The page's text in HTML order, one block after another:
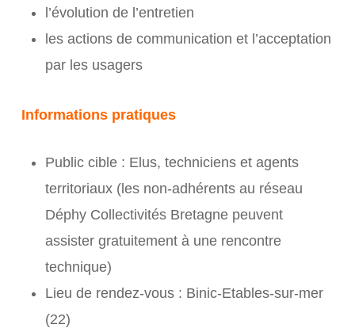
l’évolution de l’entretien
les actions de communication et l’acceptation
par les usagers
Informations pratiques
Public cible : Elus, techniciens et agents
territoriaux (les non-adhérents au réseau
Déphy Collectivités Bretagne peuvent
assister gratuitement à une rencontre
technique)
Lieu de rendez-vous : Binic-Etables-sur-mer
(22)